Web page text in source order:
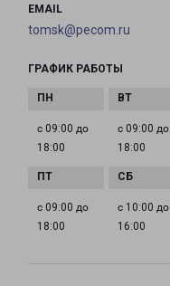
EMAIL
tomsk@pecom.ru
ГРАФИК РАБОТЫ
с 09:00 до
18:00
с 09:00 до
18:00
с 09:00 до
18:00
с 10:00 до
16:00